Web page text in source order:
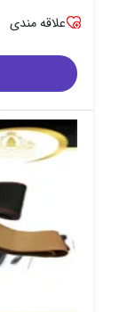
علاقه مندی